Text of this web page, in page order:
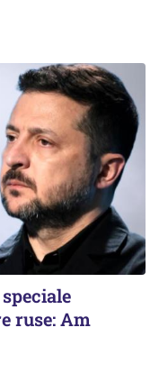
ruse: Am